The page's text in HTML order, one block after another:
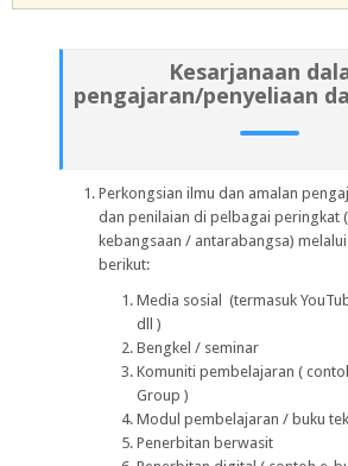
Kesarjanaan
pengajaran/penyeliaan
Perkongsian ilmu dan amalan
dan penilaian di pelbagai peringkat
kebangsaan / antarabangsa)
berikut:
Media sosial (termasuk
dll )
Bengkel / seminar
Komuniti pembelajaran (
Group )
Modul pembelajaran / buku
Penerbitan berwasit